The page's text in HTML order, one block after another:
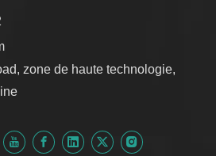
zone de haute technologie,